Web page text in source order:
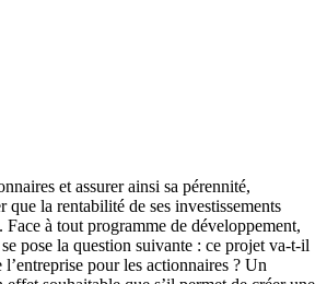
et assurer ainsi sa pérennité,
que la rentabilité de ses investissements
Face à tout programme de développement,
pose la question suivante : ce projet va-t-il
pour les actionnaires ? Un